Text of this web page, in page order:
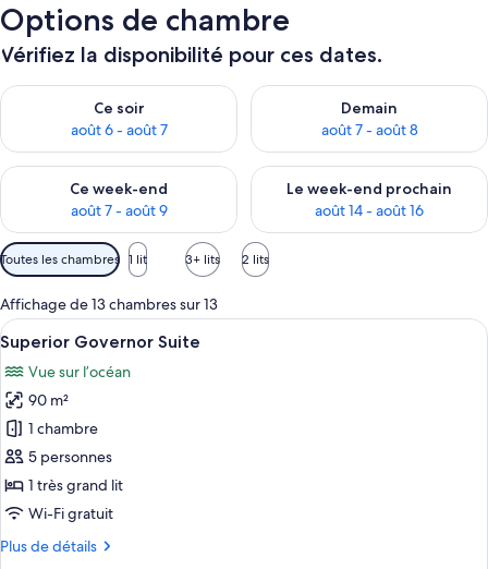
Options de chambre
Vérifiez la disponibilité pour ces dates.
Ce soir
août 6 - août 7
Vérifier la disponibilité pour ce soir août 6 - août 7
Demain
août 7 - août 8
Vérifier la disponibilité pour
Ce week-end
août 7 - août 9
Vérifier la disponibilité pour ce week-end août 7 - août 9
Le week-end prochain
août 14 - août 16
Vérifier la disponibilité pour
Filtres
disponibles
pour
les
chambres
Toutes les chambres 1 lit 3+ lits 2 lits
Affichage de 13 chambres sur 13
Afficher
toutes
les
photos
pour
ce
type
de
chambre :
Superior
Un salon moderne avec un canapé,
11
Superior Governor Suite
Vue sur l’océan
90 m²
1 chambre
5 personnes
1 très grand lit
Wi-Fi gratuit
Plus de détails
Plus